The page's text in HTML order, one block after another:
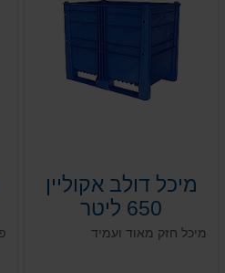
מיכל דולב אקוליין
650 ליטר
120*80*h95
מיכל חזק מאוד ועמיד